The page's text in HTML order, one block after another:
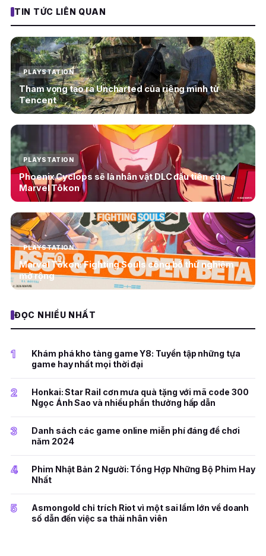
TIN TỨC LIÊN QUAN
PLAYSTATION
Tham vọng tạo ra Uncharted của riêng mình từ
Tencent
PLAYSTATION
Phoenix Cyclops sẽ là nhân vật DLC đầu tiên của
Marvel Tōkon
PLAYSTATION
Marvel Tōkon: Fighting Souls công bố thử nghiệm
mở rộng
ĐỌC NHIỀU NHẤT
1
Khám phá kho tàng game Y8: Tuyển tập những tựa
game hay nhất mọi thời đại
2
Honkai: Star Rail cơn mưa quà tặng với mã code 300
Ngọc Ánh Sao và nhiều phần thưởng hấp dẫn
3
Danh sách các game online miễn phí đáng để chơi
năm 2024
4
Phim Nhật Bản 2 Người: Tổng Hợp Những Bộ Phim Hay
Nhất
5
Asmongold chỉ trích Riot vì một sai lầm lớn về doanh
số dẫn đến việc sa thải nhân viên